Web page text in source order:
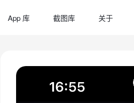
App 库 截图库 关于